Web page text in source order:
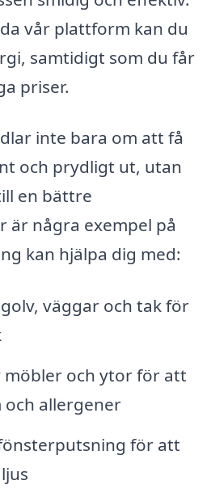
vår plattform kan du
samtidigt som du får
priser.
inte bara om att få
och prydligt ut, utan
en bättre
är några exempel på
kan hjälpa dig med:
väggar och tak för
möbler och ytor för att
och allergener
för att